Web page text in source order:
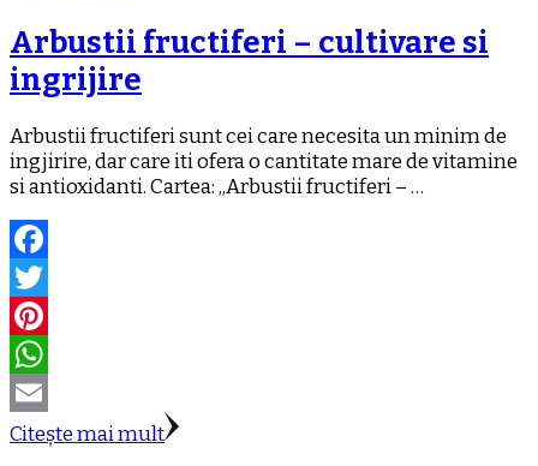
Arbustii fructiferi – cultivare si
ingrijire
Arbustii fructiferi sunt cei care necesita un minim de
ingjirire, dar care iti ofera o cantitate mare de vitamine
si antioxidanti. Cartea: „Arbustii fructiferi – …
Facebook
Twitter
Pinterest
WhatsApp
Email
Citește mai mult